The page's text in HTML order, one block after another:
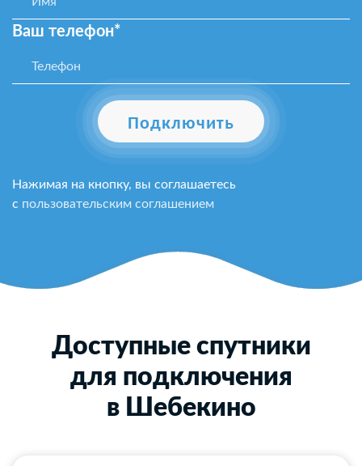
Ваш телефон*
Подключить
Нажимая на кнопку, вы соглашаетесь
с пользовательским соглашением
Доступные спутники
для подключения
в Шебекино